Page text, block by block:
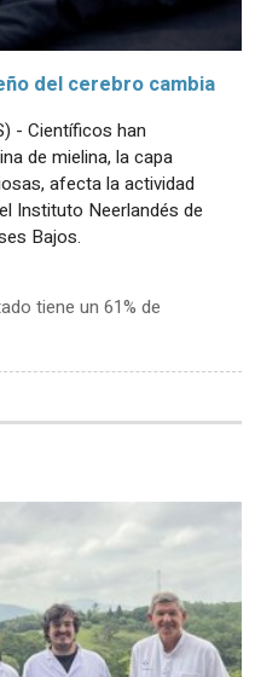
del cerebro cambia
- Científicos han
de mielina, la capa
afecta la actividad
Instituto Neerlandés de
Bajos.
tiene un 61% de